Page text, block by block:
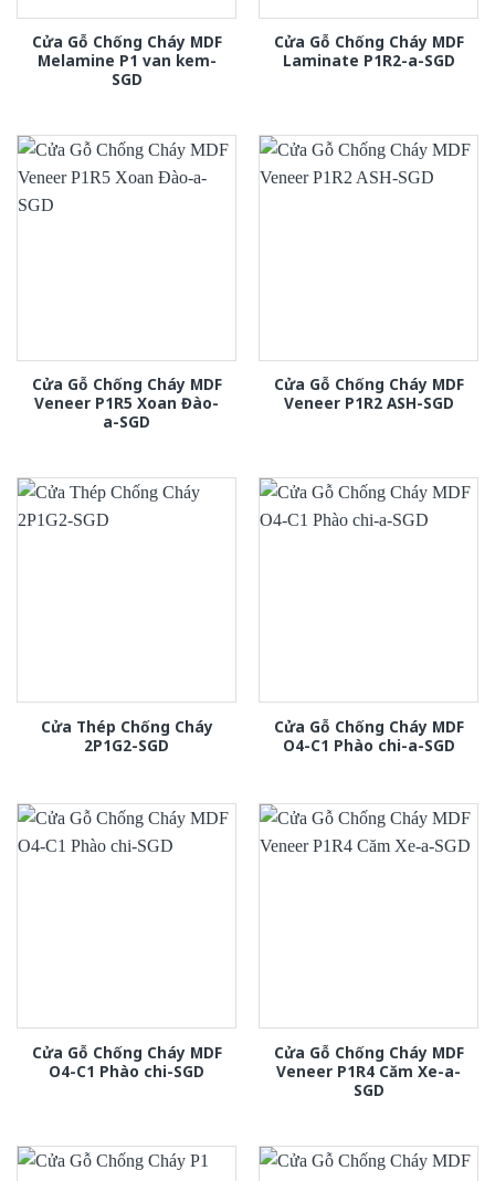
Cửa Gỗ Chống Cháy MDF
Melamine P1 van kem-
SGD
Cửa Gỗ Chống Cháy MDF
Laminate P1R2-a-SGD
Cửa Gỗ Chống Cháy MDF
Veneer P1R5 Xoan Đào-
a-SGD
Cửa Gỗ Chống Cháy MDF
Veneer P1R2 ASH-SGD
Cửa Thép Chống Cháy
2P1G2-SGD
Cửa Gỗ Chống Cháy MDF
O4-C1 Phào chi-a-SGD
Cửa Gỗ Chống Cháy MDF
O4-C1 Phào chi-SGD
Cửa Gỗ Chống Cháy MDF
Veneer P1R4 Căm Xe-a-
SGD